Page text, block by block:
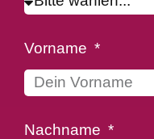
Vorname
Nachname